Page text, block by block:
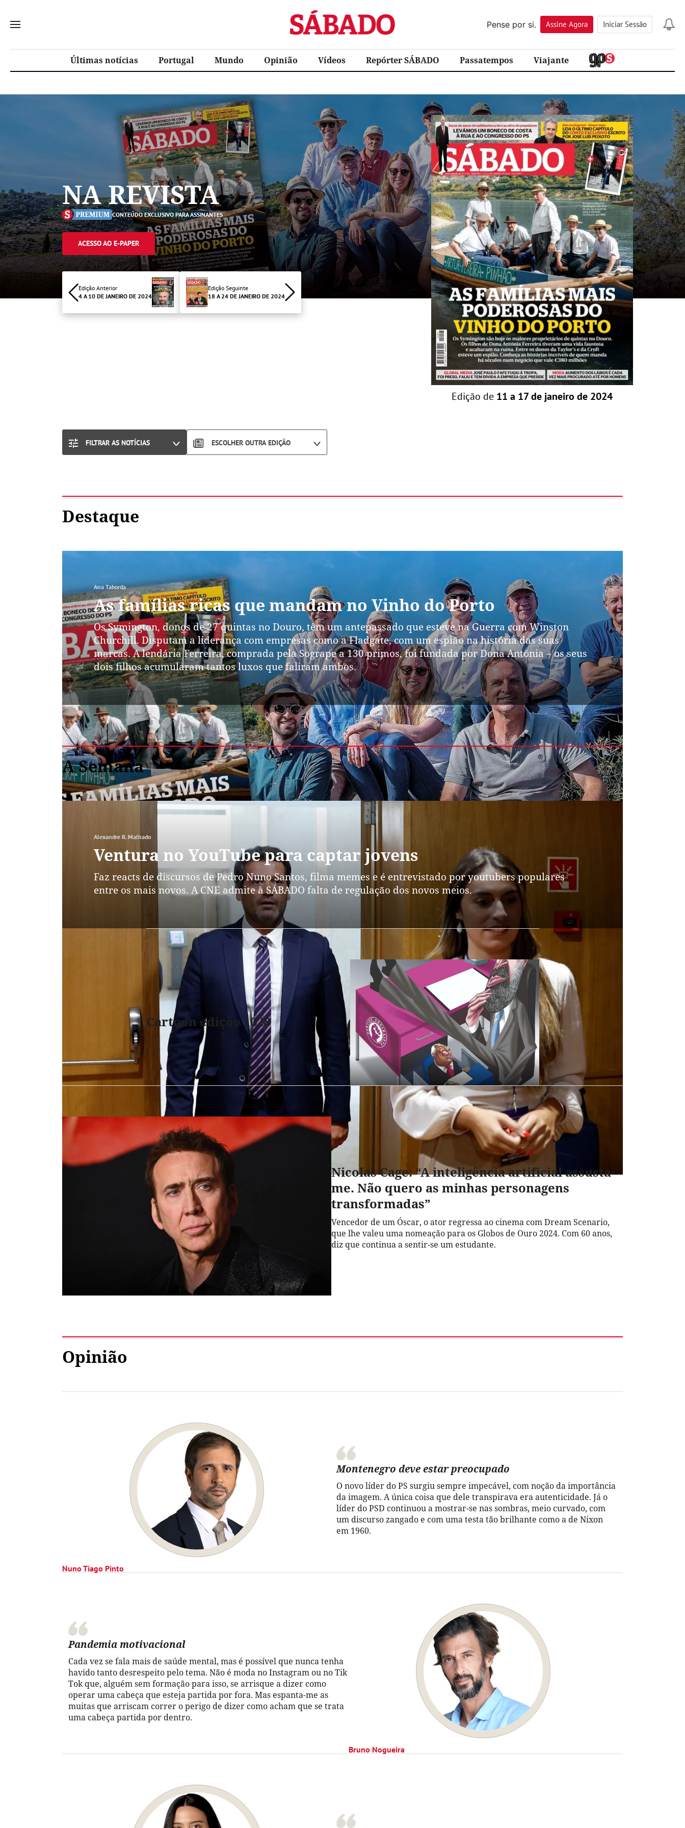
Sábado
Pense por si.
Assine Agora Iniciar Sessão
Últimas notícias Portugal Mundo Opinião Vídeos Repórter SÁBADO Passatempos Viajante
NA REVISTA
CONTEÚDO EXCLUSIVO PARA ASSINANTES
Edição de 11 a 17 de janeiro de 2024
ACESSO AO E-PAPER
Edição Anterior
4 A 10 DE JANEIRO DE 2024
Edição Seguinte
18 A 24 DE JANEIRO DE 2024
FILTRAR AS NOTÍCIAS ESCOLHER OUTRA EDIÇÃO
Destaque
Ana Taborda
As famílias ricas que mandam no Vinho do Porto
Os Symington, donos de 27 quintas no Douro, têm um antepassado que esteve na Guerra com Winston
Churchill. Disputam a liderança com empresas como a Fladgate, com um espião na história das suas
marcas. A lendária Ferreira, comprada pela Sogrape a 130 primos, foi fundada por Dona Antónia – os seus
dois filhos acumularam tantos luxos que faliram ambos.
A Semana
Alexandre R. Malhado
Ventura no YouTube para captar jovens
Faz reacts de discursos de Pedro Nuno Santos, filma memes e é entrevistado por youtubers populares
entre os mais novos. A CNE admite à SÁBADO falta de regulação dos novos meios.
Cartoon edição 1028
Nicolas Cage: “A inteligência artificial assusta-
me. Não quero as minhas personagens
transformadas”
Vencedor de um Óscar, o ator regressa ao cinema com Dream Scenario,
que lhe valeu uma nomeação para os Globos de Ouro 2024. Com 60 anos,
diz que continua a sentir-se um estudante.
Opinião
Nuno Tiago Pinto
Montenegro deve estar preocupado
O novo líder do PS surgiu sempre impecável, com noção da importância
da imagem. A única coisa que dele transpirava era autenticidade. Já o
líder do PSD continuou a mostrar-se nas sombras, meio curvado, com
um discurso zangado e com uma testa tão brilhante como a de Nixon
em 1960.
Bruno Nogueira
Pandemia motivacional
Cada vez se fala mais de saúde mental, mas é possível que nunca tenha
havido tanto desrespeito pelo tema. Não é moda no Instagram ou no Tik
Tok que, alguém sem formação para isso, se arrisque a dizer como
operar uma cabeça que esteja partida por fora. Mas espanta-me as
muitas que arriscam correr o perigo de dizer como acham que se trata
uma cabeça partida por dentro.